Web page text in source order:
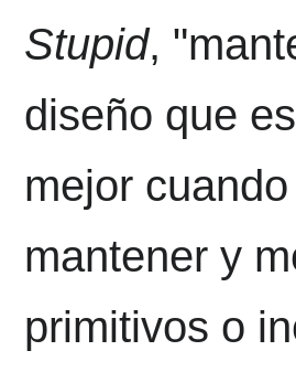
Stupid,
diseño que
mejor
mantener y
primitivos o